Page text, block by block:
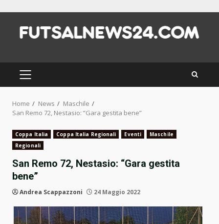
content
PRIMARY
MENU
Home News
Maschile
San Remo 72, Nestasio: “Gara gestita bene”
Coppa Italia Coppa Italia Regionali Eventi
Maschile
Regionali
San Remo 72, Nestasio: “Gara gestita
bene”
Andrea Scappazzoni 24 Maggio 2022